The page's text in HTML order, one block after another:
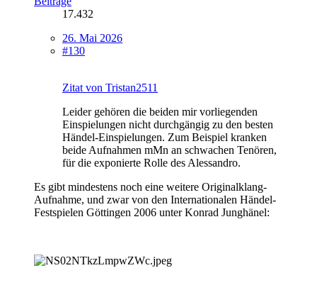
17.432
26. Mai 2026
#130
Zitat von Tristan2511
Leider gehören die beiden mir vorliegenden
Einspielungen nicht durchgängig zu den besten
Händel-Einspielungen. Zum Beispiel kranken
beide Aufnahmen mMn an schwachen Tenören,
für die exponierte Rolle des Alessandro.
Es gibt mindestens noch eine weitere Originalklang-
Aufnahme, und zwar von den Internationalen Händel-
Festspielen Göttingen 2006 unter Konrad Junghänel: